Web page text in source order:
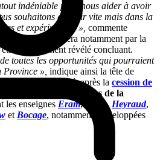
indéniable pour nous aider à avoir
souhaitons grandir vite mais dans la
et expérimentés », commente
qui passera notamment par la
visiblement révélé concluant.
toutes les opportunités qui pourraient
Province », indique ainsi la tête de
confirme de son côté, après la cession de
recentrage sur l’
univers de la
les enseignes Eram, Texto, Heyraud,
et Bocage, notamment, développées